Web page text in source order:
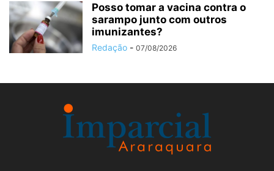
Posso tomar a vacina contra o
sarampo junto com outros
imunizantes?
Redação - 07/08/2026